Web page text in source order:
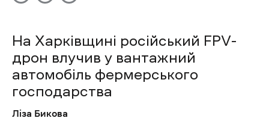
На Харківщині російський FPV-
дрон влучив у вантажний
автомобіль фермерського
господарства
Ліза Бикова